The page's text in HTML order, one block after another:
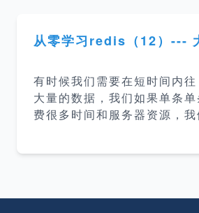
#define s_free zfree
请、s_realloc 内存重新分
数的别名，而 zmalloc zrea
从零学习redis（12）---
有时候我们需要在短时间内
大量的数据，我们如果单条
费很多时间和服务器资源，
&gt; $ cat /tmp/test|nc